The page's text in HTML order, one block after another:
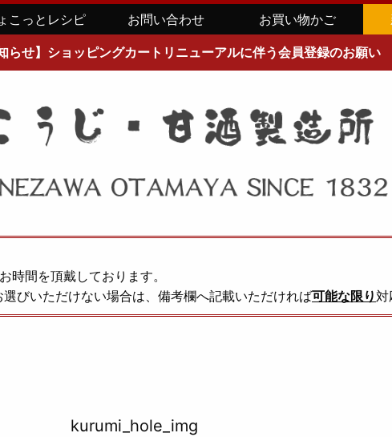
こっとレシピ お問い合わせ お買い物かご
知らせ】ショッピングカートリニューアルに伴う会員登録のお願い
お時間を頂戴しております。
びいただけない場合は、備考欄へ記載いただければ可能な限り対
kurumi_hole_img